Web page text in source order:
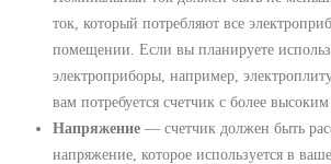
ток, который потребляют все
помещении. Если вы планируете
электроприборы, например,
вам потребуется счетчик с более
Напряжение ― счетчик должен быть
напряжение, которое используется в